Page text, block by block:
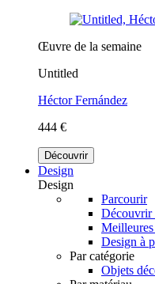
Œuvre de la semaine
Untitled
Héctor Fernández
444 €
Découvrir
Design
Design
Parcourir
Découvrir
Meilleures
Design à
Par catégorie
Objets